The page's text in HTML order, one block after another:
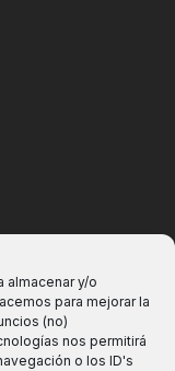
almacenar y/o
para mejorar la
(no)
nos permitirá
o los ID's